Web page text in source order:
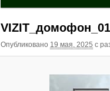
VIZIT_домофон_01
Опубликовано 19 мая, 2025 с